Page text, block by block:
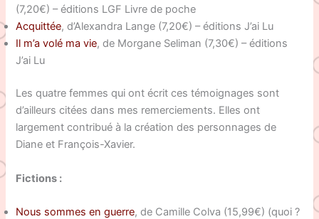
(7,20€) – éditions LGF Livre de poche
Acquittée, d’Alexandra Lange (7,20€) – éditions J’ai Lu
Il m’a volé ma vie, de Morgane Seliman (7,30€) – éditions
J’ai Lu
Les quatre femmes qui ont écrit ces témoignages sont
d’ailleurs citées dans mes remerciements. Elles ont
largement contribué à la création des personnages de
Diane et François-Xavier.
Fictions :
Nous sommes en guerre, de Camille Colva (15,99€) (quoi ?